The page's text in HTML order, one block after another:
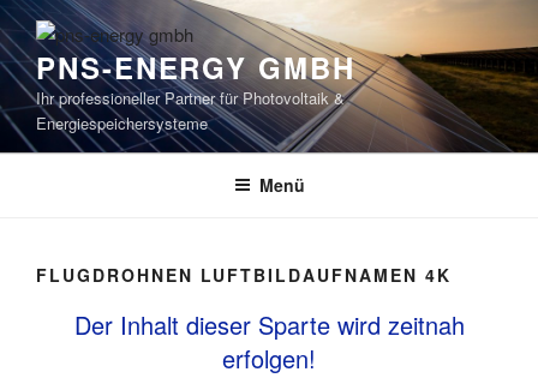
Zum
Inhalt
springenPNS-ENERGY GMBH
Ihr professioneller Partner für Photovoltaik &
Energiespeichersysteme
Menü
FLUGDROHNEN LUFTBILDAUFNAMEN 4K
Der Inhalt dieser Sparte wird zeitnah
erfolgen!